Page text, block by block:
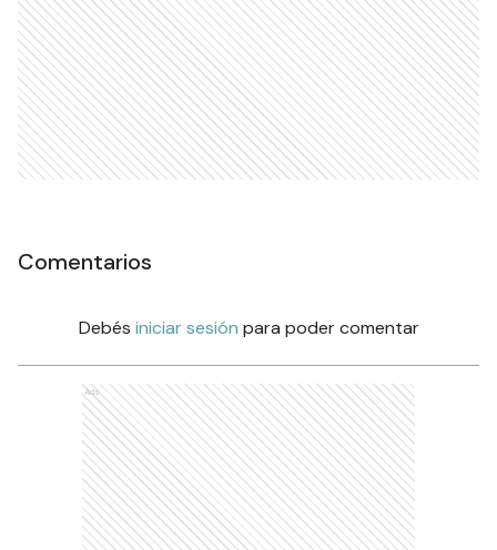
Comentarios
Debés iniciar sesión para poder comentar
Ads